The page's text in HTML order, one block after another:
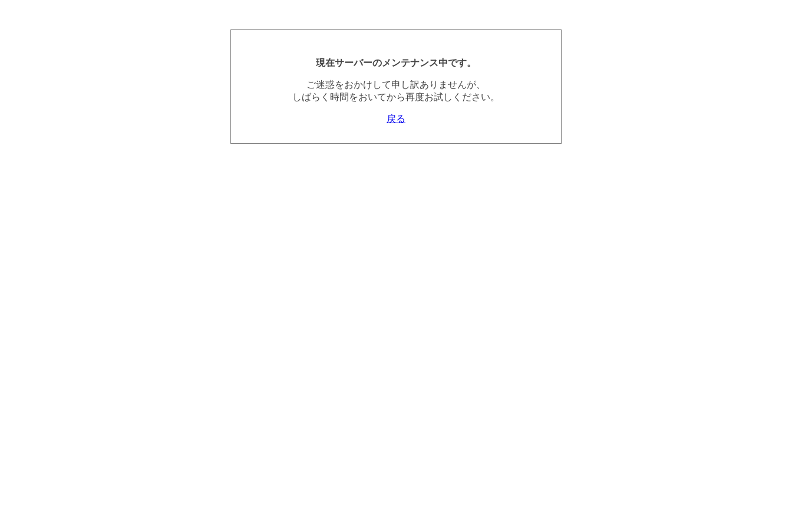
現在サーバーのメンテナンス中です。
ご迷惑をおかけして申し訳ありませんが、
しばらく時間をおいてから再度お試しください。
戻る